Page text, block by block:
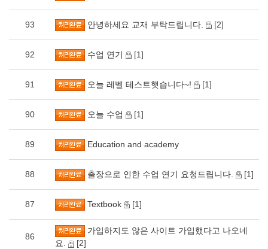
93 안녕하세요 교재 부탁드립니다. [2]
92 수업 연기 [1]
91 오늘 레벨 테스트햇습니다~! [1]
90 오늘 수업 [1]
89 Education and academy
88 출장으로 인한 수업 연기 요청드립니다. [1]
87 Textbook [1]
86
가입하지도 않은 사이트 가입했다고 나오네
요.
[2]